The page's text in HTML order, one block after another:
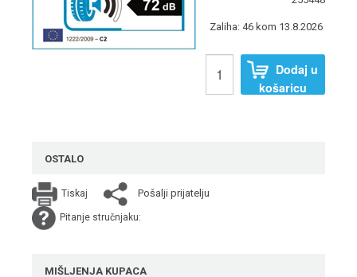
Zaliha: 46 kom 13.8.2026
Dodaj u
košaricu
OSTALO
Tiskaj Pošalji prijatelju
Pitanje stručnjaku:
MIŠLJENJA KUPACA